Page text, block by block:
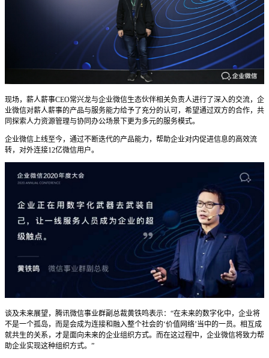
现场，薪人薪事CEO常兴龙与企业微信生态伙伴相关负责人进行了深入的交流，企
业微信对薪人薪事的产品与服务能力给予了充分的认可，希望通过双方的合作，共
同探索人力资源管理与协同办公场景下更为多元的服务模式。
企业微信上线至今，通过不断迭代的产品能力，帮助企业对内促进信息的高效流
转，对外连接12亿微信用户。
谈及未来展望，腾讯微信事业群副总裁黄铁鸣表示： “在未来的数字化中，企业将
不是一个孤岛，而是会成为连接和融入整个社会的‘价值网络’当中的一员。相互成
就共生的关系，才是面向未来的企业组织方式。而在这过程中，企业微信将致力帮
助企业实现这种组织方式。”